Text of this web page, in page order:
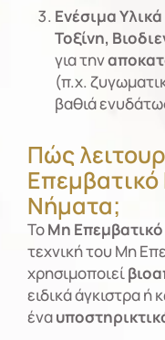
Ενέσιμα
Τοξίνη,
για την
(π.χ.
βαθιά
Πώς
Επεμβατικό
Νήματα;
ΤοΜη
τεχνική του Μη
χρησιμοποιεί
ειδικά άγκιστρα ή
ένα